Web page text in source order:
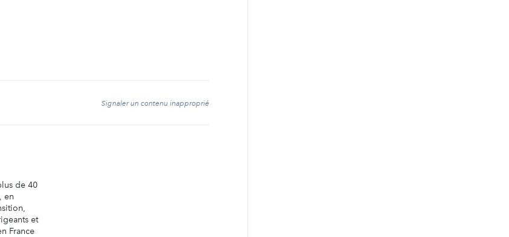
Signaler un contenu inapproprié
de 40
en
et
France